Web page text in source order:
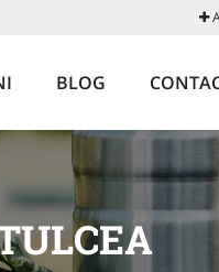
BLOG